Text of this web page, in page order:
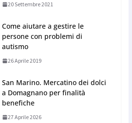
20 Settembre 2021
Come aiutare a gestire le
persone con problemi di
autismo
26 Aprile 2019
San Marino. Mercatino dei dolci
a Domagnano per finalità
benefiche
27 Aprile 2026